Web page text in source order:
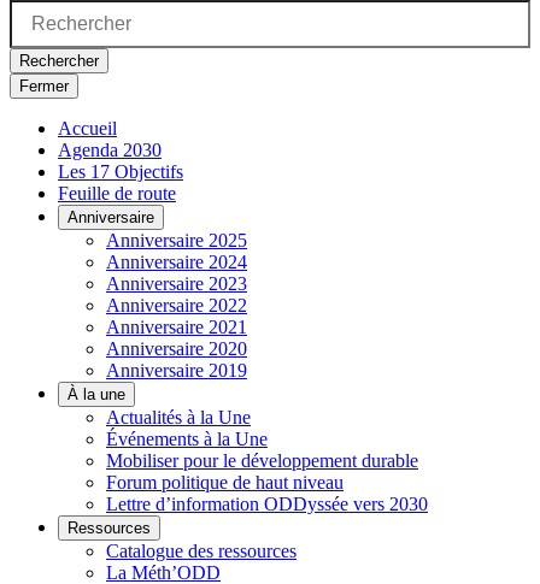
Rechercher
Fermer
Accueil
Agenda 2030
Les 17 Objectifs
Feuille de route
Anniversaire
Anniversaire 2025
Anniversaire 2024
Anniversaire 2023
Anniversaire 2022
Anniversaire 2021
Anniversaire 2020
Anniversaire 2019
À la une
Actualités à la Une
Événements à la Une
Mobiliser pour le développement durable
Forum politique de haut niveau
Lettre d’information ODDyssée vers 2030
Ressources
Catalogue des ressources
La Méth’ODD